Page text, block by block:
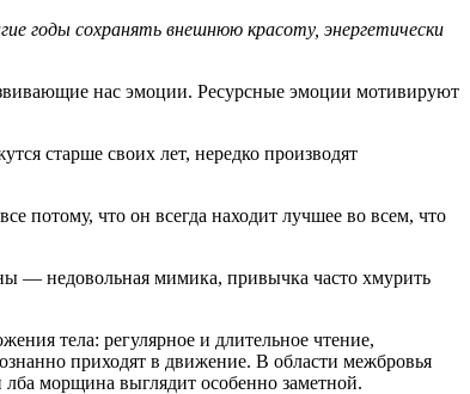
годы сохранять внешнюю красоту, энергетически
нас эмоции. Ресурсные эмоции мотивируют
старше своих лет, нередко производят
потому, что он всегда находит лучшее во всем, что
— недовольная мимика, привычка часто хмурить
тела: регулярное и длительное чтение,
приходят в движение. В области межбровья
морщина выглядит особенно заметной.